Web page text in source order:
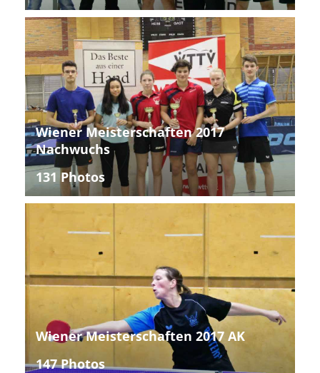
Wiener Meisterschaften 2017
Nachwuchs
131 Photos
Wiener Meisterschaften 2017 AK
147 Photos